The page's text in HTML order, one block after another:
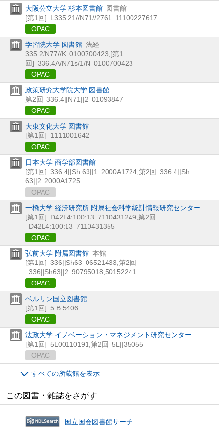
大阪公立大学 杉本図書館 図書館
[第1回] L335.21//N71//2761
11100227617
OPAC
学習院大学 図書館 法経
335.2/N77//K 0100700423 [第1
回] 336.4A/N71s/1/N 0100700423
OPAC
政策研究大学院大学 図書館
第2回 336.4||N71||2 01093847
OPAC
大東文化大学 図書館
[第1回] 1111001642
OPAC
日本大学 商学部図書館
[第1回] 336.4||Sh 63||1 2000A1724 第2回 336.4||Sh
63||2 2000A1725
OPAC
一橋大学 経済研究所 附属社会科学統計情報研究センター
[第1回] D42L4:100:13 7110431249 第2回
D42L4:100:13 7110431355
OPAC
弘前大学 附属図書館 本館
[第1回] 336||Sh63 06521433 第2回
336||Sh63||2 90795018 50152241
OPAC
ベルリン国立図書館
[第1回] 5 B 5406
OPAC
法政大学 イノベーション・マネジメント研究センター
[第1回] 5L00110191 第2回 5L||35055
OPAC
すべての所蔵館を表示
この図書・雑誌をさがす
国立国会図書館サーチ